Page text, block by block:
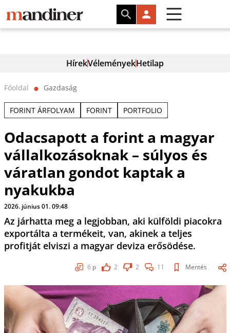
HírekVéleményekHetilap
Főoldal ⬤ Gazdaság
FORINT ÁRFOLYAM FORINT PORTFOLIO
Odacsapott a forint a magyar
vállalkozásoknak – súlyos és
váratlan gondot kaptak a
nyakukba
2026. június 01. 09:48
Az járhatta meg a legjobban, aki külföldi piacokra
exportálta a termékeit, van, akinek a teljes
profitját elviszi a magyar deviza erősödése.
6 p 2 2 11 Mentés